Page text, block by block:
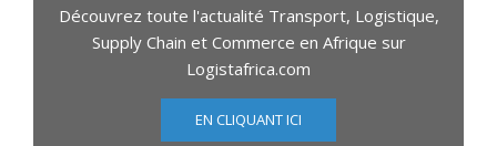
Découvrez toute l'actualité Transport, Logistique,
Supply Chain et Commerce en Afrique sur
Logistafrica.com
EN CLIQUANT ICI